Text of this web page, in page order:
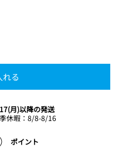
れる
月)以降の発送
休暇：8/8-8/16
ポイント